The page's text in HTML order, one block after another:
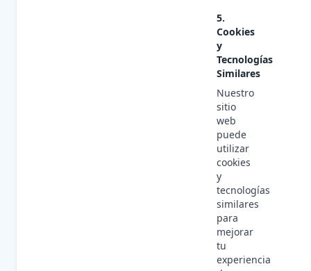
5.
Cookies
y
Tecnologías
Similares
Nuestro
sitio
web
puede
utilizar
cookies
y
tecnologías
similares
para
mejorar
tu
experiencia